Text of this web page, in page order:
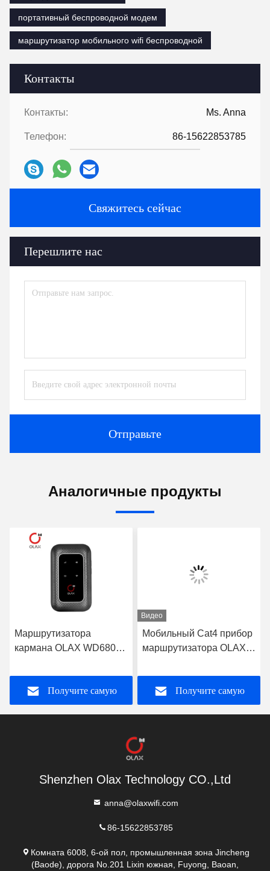
Контакты
Контакты: Ms. Anna
Телефон: 86-15622853785
Свяжитесь сейчас
Перешлите нас
Отправьте
портативный беспроводной модем
маршрутизатор мобильного wifi беспроводной
Аналогичные продукты
Мобильный Cat4 прибор
маршрутизатора OLAX
черноты MIFI Wifi
Получите самую
маршрутизатора Wifi
broadband 1x1 MIMO 4g
доступа Mifi мобильного
беспроводного
портативный
Получите самую
Shenzhen Olax Technology CO.,Ltd
anna@olaxwifi.com
86-15622853785
Комната 6008, 6-ой пол, промышленная зона Jincheng
(Baode), дорога No.201 Lixin южная, Fuyong, Baoan,